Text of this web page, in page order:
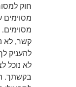
חוק
מסוימים
קשר, לא
להעניק
לא נוכל
בקשתך.